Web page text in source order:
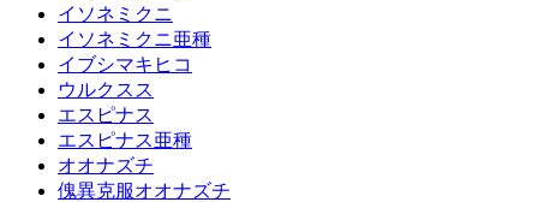
イソネミクニ
イソネミクニ亜種
イブシマキヒコ
ウルクスス
エスピナス
エスピナス亜種
オオナズチ
傀異克服オオナズチ